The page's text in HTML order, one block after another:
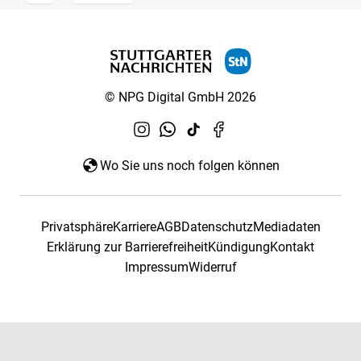
© NPG Digital GmbH 2026
Wo Sie uns noch folgen können
PrivatsphäreKarriereAGBDatenschutzMediadaten
Erklärung zur BarrierefreiheitKündigungKontakt
ImpressumWiderruf